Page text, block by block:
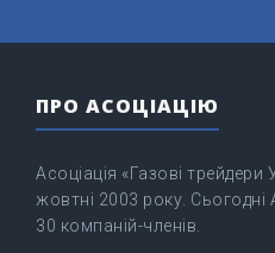
ПРО АСОЦІАЦІЮ
Асоціація «Газові трейдери
жовтні 2003 року. Сьогодні
30 компаній-членів.